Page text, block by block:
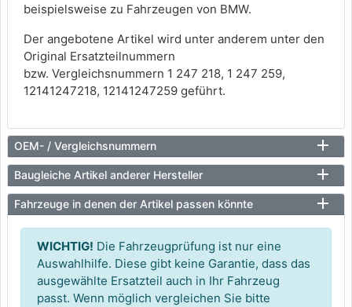
beispielsweise zu Fahrzeugen von BMW.
Der angebotene Artikel wird unter anderem unter den
Original Ersatzteilnummern
bzw. Vergleichsnummern 1 247 218, 1 247 259,
12141247218, 12141247259 geführt.
OEM- / Vergleichsnummern
Baugleiche Artikel anderer Hersteller
Fahrzeuge in denen der Artikel passen könnte
WICHTIG! Die Fahrzeugprüfung ist nur eine
Auswahlhilfe. Diese gibt keine Garantie, dass das
ausgewählte Ersatzteil auch in Ihr Fahrzeug
passt. Wenn möglich vergleichen Sie bitte